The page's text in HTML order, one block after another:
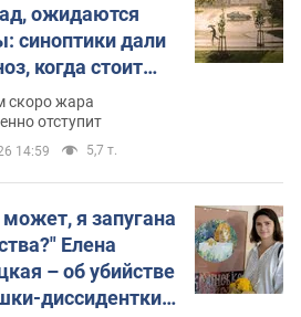
ожидаются
синоптики дали
когда стоит
изменения
скоро жара
отступит
14:59 5,7 т.
я запугана
Елена
– об убийстве
диссидентки